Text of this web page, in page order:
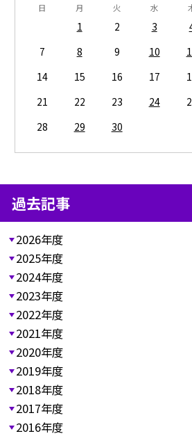
日 月 火 水
1 2 3
7
8 9 10
14
15 16 17
21
22 23 24
28
29 30
過去記事
2026年度
2025年度
2024年度
2023年度
2022年度
2021年度
2020年度
2019年度
2018年度
2017年度
2016年度